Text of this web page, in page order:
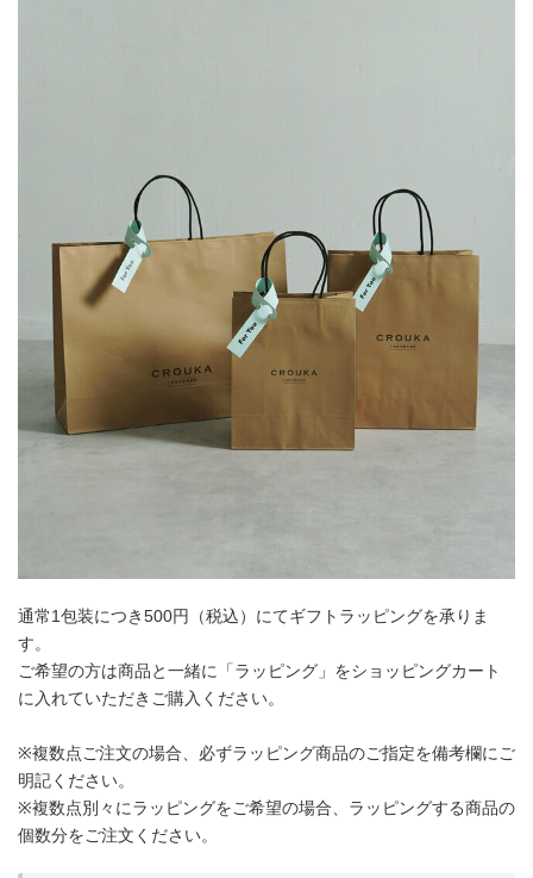
通常1包装につき500円（税込）にてギフトラッピングを承りま
す。
ご希望の方は商品と一緒に「ラッピング」をショッピングカート
に入れていただきご購入ください。
※複数点ご注文の場合、必ずラッピング商品のご指定を備考欄にご
明記ください。
※複数点別々にラッピングをご希望の場合、ラッピングする商品の
個数分をご注文ください。